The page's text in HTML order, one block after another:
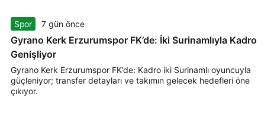
Spor 7 gün önce
Gyrano Kerk Erzurumspor FK’de: İki Surinamlıyla Kadro
Genişliyor
Gyrano Kerk Erzurumspor FK’de: Kadro iki Surinamlı oyuncuyla
güçleniyor; transfer detayları ve takımın gelecek hedefleri öne
çıkıyor.